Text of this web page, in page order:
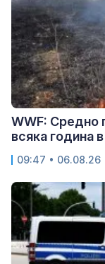
WWF: Средно
всяка година
09:47 • 06.08.26